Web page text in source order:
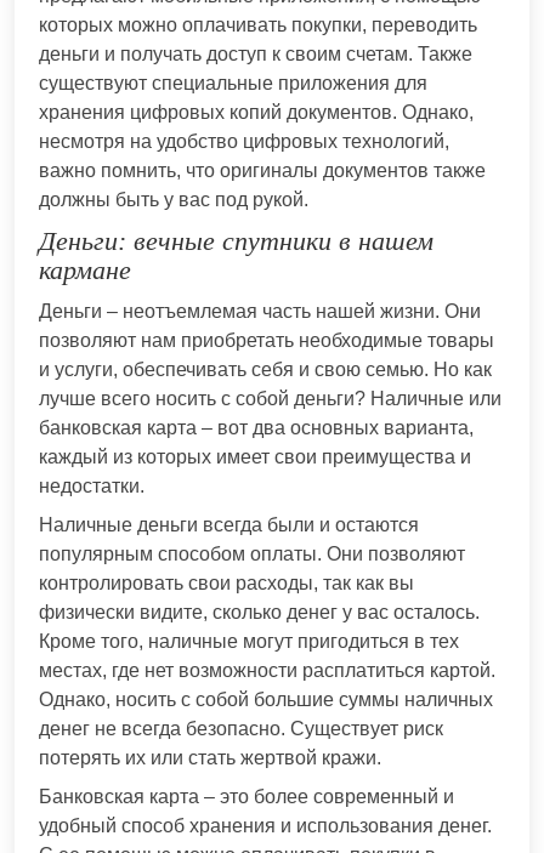
которых можно оплачивать покупки, переводить
деньги и получать доступ к своим счетам. Также
существуют специальные приложения для
хранения цифровых копий документов. Однако,
несмотря на удобство цифровых технологий,
важно помнить, что оригиналы документов также
должны быть у вас под рукой.
Деньги: вечные спутники в нашем
кармане
Деньги – неотъемлемая часть нашей жизни. Они
позволяют нам приобретать необходимые товары
и услуги, обеспечивать себя и свою семью. Но как
лучше всего носить с собой деньги? Наличные или
банковская карта – вот два основных варианта,
каждый из которых имеет свои преимущества и
недостатки.
Наличные деньги всегда были и остаются
популярным способом оплаты. Они позволяют
контролировать свои расходы, так как вы
физически видите, сколько денег у вас осталось.
Кроме того, наличные могут пригодиться в тех
местах, где нет возможности расплатиться картой.
Однако, носить с собой большие суммы наличных
денег не всегда безопасно. Существует риск
потерять их или стать жертвой кражи.
Банковская карта – это более современный и
удобный способ хранения и использования денег.